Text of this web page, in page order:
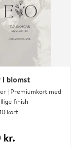
blomst
| Premiumkort med
finish
kort
kr.